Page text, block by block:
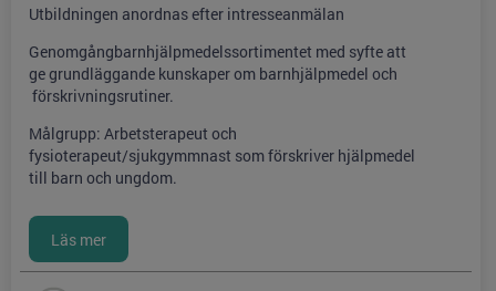
Utbildningen anordnas efter intresseanmälan
Genomgångbarnhjälpmedelssortimentet med syfte att
ge grundläggande kunskaper om barnhjälpmedel och
förskrivningsrutiner.
Målgrupp: Arbetsterapeut och
fysioterapeut/sjukgymmnast som förskriver hjälpmedel
till barn och ungdom.